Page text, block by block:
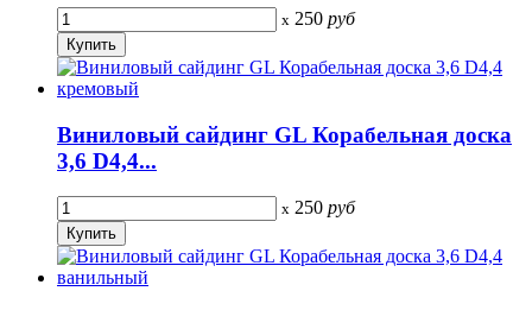
x 250 руб
Виниловый сайдинг GL Корабельная доска
3,6 D4,4...
x 250 руб